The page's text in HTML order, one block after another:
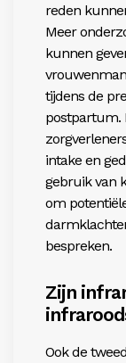
reden
Meer
kunnen
tijdens de
postpartum.
intake en
gebruik van
om
bespreken.
Zijn
Ook de